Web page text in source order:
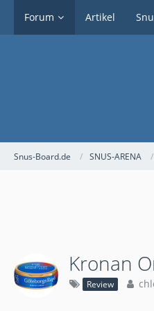
Forum Artikel
Snus-Board.de SNUS-ARENA
Kronan
Review